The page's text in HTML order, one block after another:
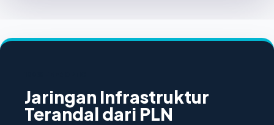
Jaringan Infrastruktur
Terandal dari PLN